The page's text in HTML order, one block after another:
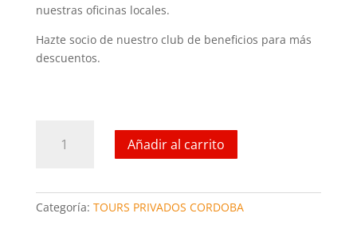
nuestras oficinas locales.
Hazte socio de nuestro club de beneficios para más
descuentos.
la
Añadir al carrito
Categoría: TOURS PRIVADOS CORDOBA